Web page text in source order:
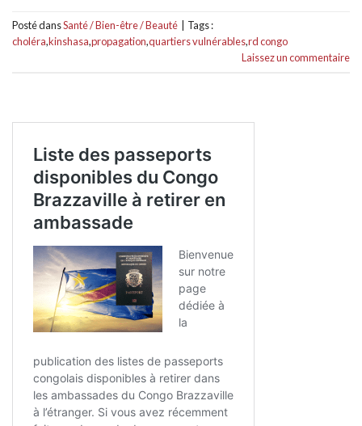
Posté dansSanté / Bien-être / Beauté
Tags :
choléra,kinshasa,propagation,quartiers vulnérables,rd congo
Laissez un commentaire